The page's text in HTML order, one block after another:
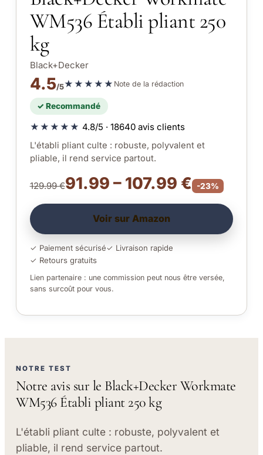
WM536 Établi pliant 250
kg
Black+Decker
4.5/5★★★★★ Note de la rédaction
✓ Recommandé
★★★★★ 4.8/5 · 18640 avis clients
L'établi pliant culte : robuste, polyvalent et
pliable, il rend service partout.
129.99 €91.99 – 107.99 € -23%
Voir sur Amazon
✓ Paiement sécurisé✓ Livraison rapide
✓ Retours gratuits
Lien partenaire : une commission peut nous être versée,
sans surcoût pour vous.
NOTRE TEST
Notre avis sur le Black+Decker Workmate
WM536 Établi pliant 250 kg
L'établi pliant culte : robuste, polyvalent et
pliable, il rend service partout.